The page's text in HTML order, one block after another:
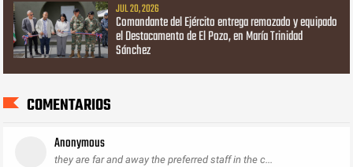
JUL 20, 2026
Comandante del Ejército entrega remozado y equipado
el Destacamento de El Pozo, en María Trinidad
Sánchez
COMENTARIOS
Anonymous
they are far and away the preferred staff in the c...